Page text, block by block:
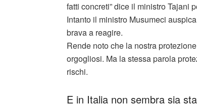
fatti concreti” dice il ministro Tajani
Intanto il ministro Musumeci
brava a reagire.
Rende noto che la nostra
orgogliosi. Ma la stessa parola
rischi.
E in Italia non sembra sia